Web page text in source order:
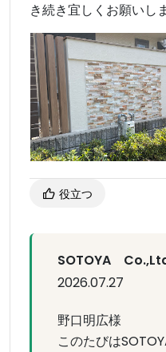
き続き宜しくお願いし
役立つ
SOTOYA
2026.07.27
野口明広様
このたびは